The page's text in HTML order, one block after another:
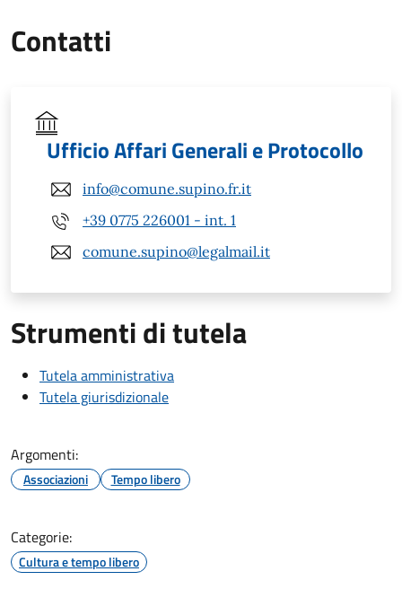
Contatti
Ufficio Affari Generali e Protocollo
info@comune.supino.fr.it
+39 0775 226001 - int. 1
comune.supino@legalmail.it
Strumenti di tutela
Tutela amministrativa
Tutela giurisdizionale
Argomenti:
Associazioni Tempo libero
Categorie:
Cultura e tempo libero